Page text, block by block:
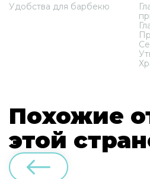
Удобства для барбекю
Похожие
этой